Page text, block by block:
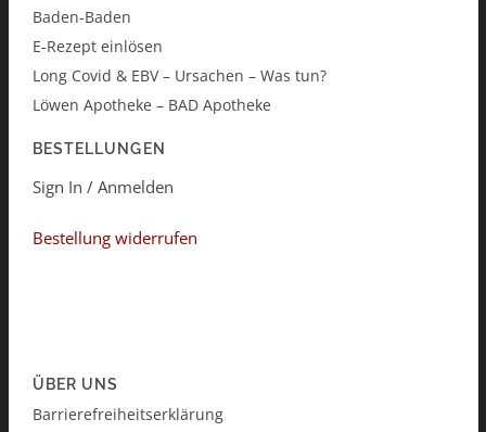
Baden-Baden
E-Rezept einlösen
Long Covid & EBV – Ursachen – Was tun?
Löwen Apotheke – BAD Apotheke
BESTELLUNGEN
Sign In / Anmelden
Bestellung widerrufen
ÜBER UNS
Barrierefreiheitserklärung